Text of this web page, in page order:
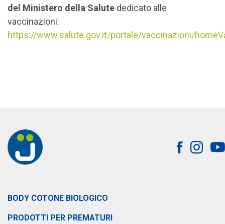
del Ministero della Salute dedicato alle
vaccinazioni:
https://www.salute.gov.it/portale/vaccinazioni/
BODY COTONE BIOLOGICO
PRODOTTI PER PREMATURI